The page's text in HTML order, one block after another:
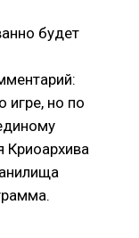
будет
игре, но по